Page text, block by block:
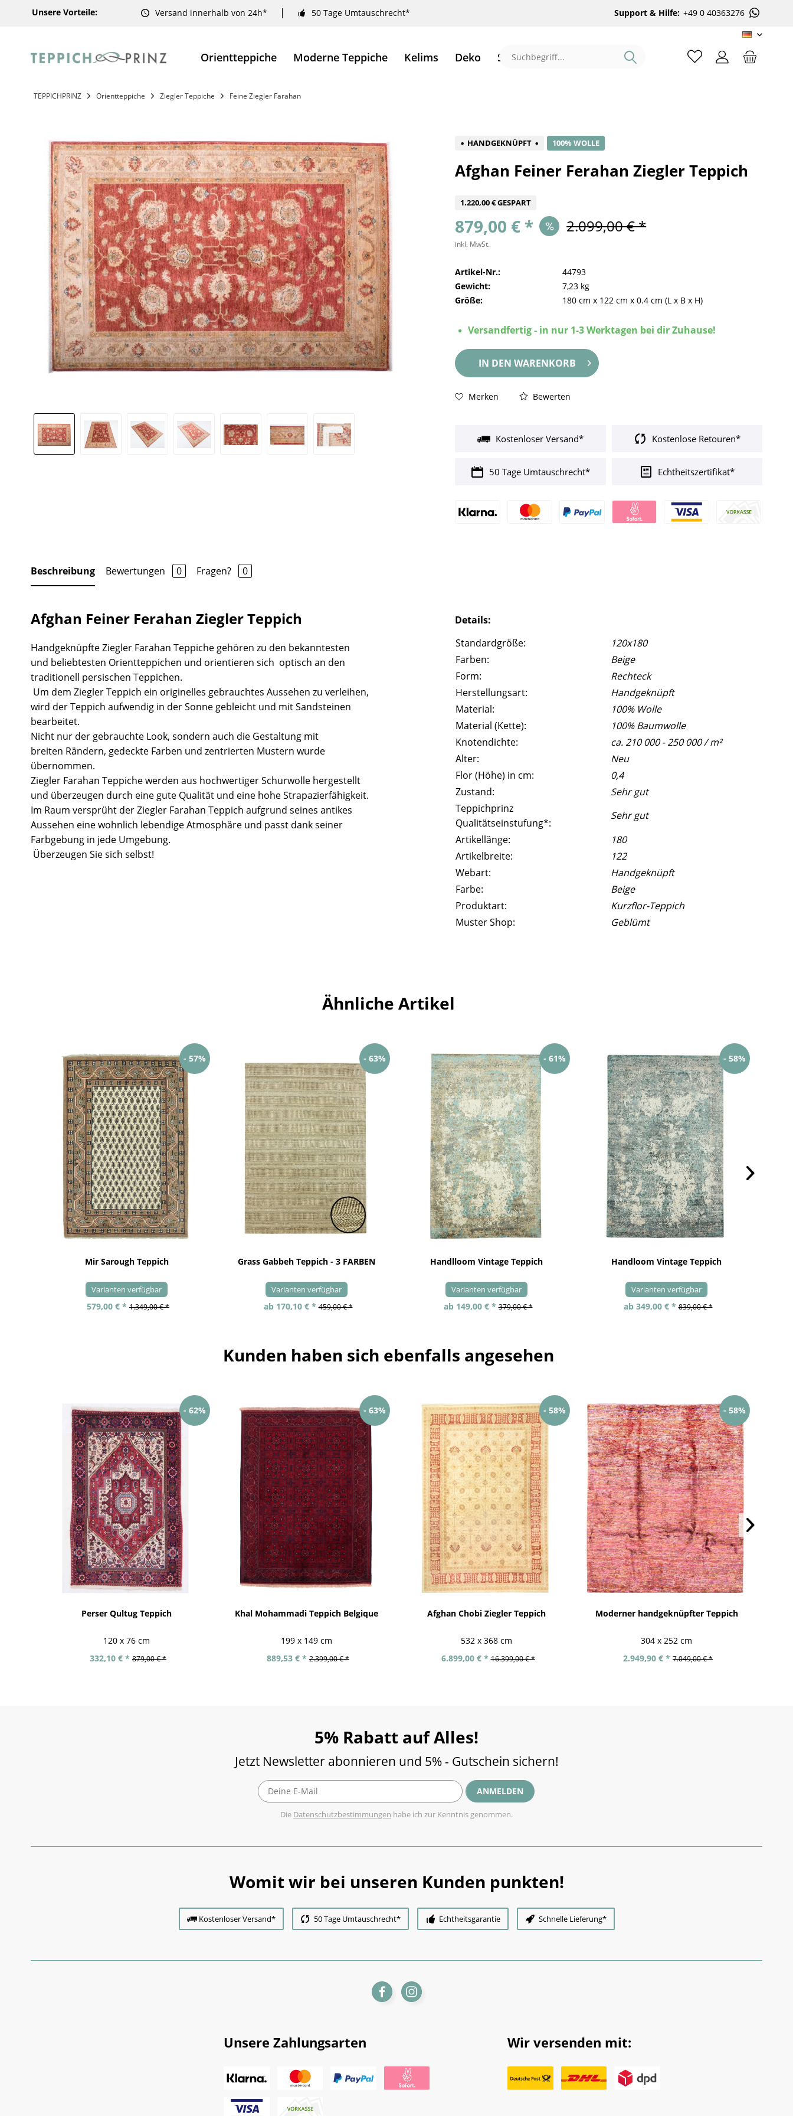
Unsere Vorteile: Versand innerhalb von 24h* 50 Tage Umtauschrecht* Support & Hilfe: +49 0 40363276
DE
Orientteppiche Moderne Teppiche Kelims Deko Sale %
TEPPICHPRINZ Orientteppiche Ziegler Teppiche Feine Ziegler Farahan
HANDGEKNÜPFT 100% WOLLE
Afghan Feiner Ferahan Ziegler Teppich
1.220,00 € GESPART
879,00 € * 2.099,00 € *
inkl. MwSt.
Artikel-Nr.:
44793
Gewicht:
7,23 kg
Größe:
180 cm x 122 cm x0.4 cm (L x B x H)
Versandfertig - in nur 1-3 Werktagen bei dir Zuhause!
IN DEN WARENKORB
Merken Bewerten
Kostenloser Versand* Kostenlose Retouren*
50 Tage Umtauschrecht* Echtheitszertifikat*
Beschreibung Bewertungen 0 Fragen? 0
Afghan Feiner Ferahan Ziegler Teppich
Handgeknüpfte Ziegler Farahan Teppiche gehören zu den bekanntesten
und beliebtesten Orientteppichen und orientieren sich optisch an den
traditionell persischen Teppichen.
Um dem Ziegler Teppich ein originelles gebrauchtes Aussehen zu verleihen,
wird der Teppich aufwendig in der Sonne gebleicht und mit Sandsteinen
bearbeitet.
Nicht nur der gebrauchte Look, sondern auch die Gestaltung mit
breiten Rändern, gedeckte Farben und zentrierten Mustern wurde
übernommen.
Ziegler Farahan Teppiche werden aus hochwertiger Schurwolle hergestellt
und überzeugen durch eine gute Qualität und eine hohe Strapazierfähigkeit.
Im Raum versprüht der Ziegler Farahan Teppich aufgrund seines antikes
Aussehen eine wohnlich lebendige Atmosphäre und passt dank seiner
Farbgebung in jede Umgebung.
Überzeugen Sie sich selbst!
Details:
Standardgröße:
120x180
Farben:
Beige
Form:
Rechteck
Herstellungsart:
Handgeknüpft
Material:
100% Wolle
Material (Kette):
100% Baumwolle
Knotendichte:
ca. 210 000 - 250 000 / m²
Alter:
Neu
Flor (Höhe) in cm:
0,4
Zustand:
Sehr gut
Teppichprinz
Qualitätseinstufung*:
Sehr gut
Artikellänge:
180
Artikelbreite:
122
Webart:
Handgeknüpft
Farbe:
Beige
Produktart:
Kurzflor-Teppich
Muster Shop:
Geblümt
Ähnliche Artikel
- 57%
Mir Sarough Teppich
Varianten verfügbar
579,00 € * 1.349,00 € *
- 63%
Grass Gabbeh Teppich - 3 FARBEN
Varianten verfügbar
ab 170,10 € * 459,00 € *
- 61%
Handlloom Vintage Teppich
Varianten verfügbar
ab 149,00 € * 379,00 € *
- 58%
Handloom Vintage Teppich
Varianten verfügbar
ab 349,00 € * 839,00 € *
Kunden haben sich ebenfalls angesehen
- 62%
Perser Qultug Teppich
120 x 76 cm
332,10 € * 879,00 € *
- 63%
Khal Mohammadi Teppich Belgique
199 x 149 cm
889,53 € * 2.399,00 € *
- 58%
Afghan Chobi Ziegler Teppich
532 x 368 cm
6.899,00 € * 16.399,00 € *
- 58%
Moderner handgeknüpfter Teppich
304 x 252 cm
2.949,90 € * 7.049,00 € *
5% Rabatt auf Alles!
Jetzt Newsletter abonnieren und 5% - Gutschein sichern!
ANMELDEN
Die Datenschutzbestimmungen habe ich zur Kenntnis genommen.
Womit wir bei unseren Kunden punkten!
Kostenloser Versand* 50 Tage Umtauschrecht* Echtheitsgarantie Schnelle Lieferung*
Unsere Zahlungsarten Wir versenden mit: